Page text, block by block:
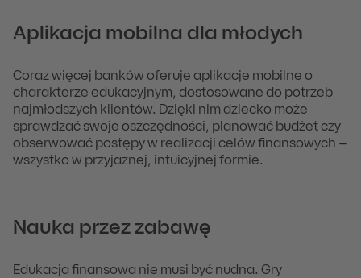
Aplikacja mobilna dla młodych
Coraz więcej banków oferuje aplikacje mobilne o
charakterze edukacyjnym, dostosowane do potrzeb
najmłodszych klientów. Dzięki nim dziecko może
sprawdzać swoje oszczędności, planować budżet czy
obserwować postępy w realizacji celów finansowych –
wszystko w przyjaznej, intuicyjnej formie.
Nauka przez zabawę
Edukacja finansowa nie musi być nudna. Gry